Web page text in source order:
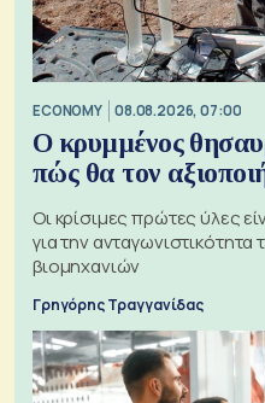
ECONOMY 08.08.2026, 07:00
Ο κρυμμένος
πώς θα τον
Οι κρίσιμες πρώτες ύλες
για την
βιομηχανιών
Γρηγόρης Τραγγανίδας